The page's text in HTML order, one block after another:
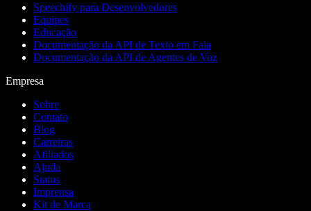
Speechify para Desenvolvedores
Equipes
Educação
Documentação da API de Texto em Fala
Documentação da API de Agentes de Voz
Empresa
Sobre
Contato
Blog
Carreiras
Afiliados
Ajuda
Status
Imprensa
Kit de Marca